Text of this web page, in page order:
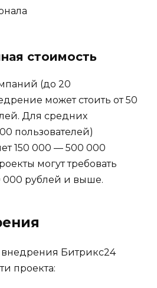
стоимость
(до 20
может стоить от 50
Для средних
пользователей)
150 000 — 500 000
могут требовать
000 рублей и выше.
Битрикс24
проекта: